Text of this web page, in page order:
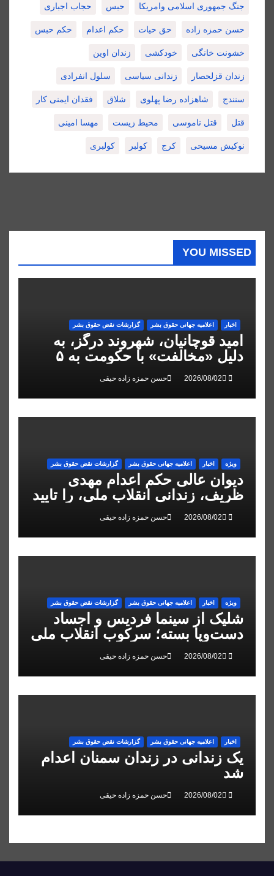
جنگ جمهوری اسلامی وامریکا حبس حجاب اجباری
حسن حمزه زاده حق حیات حکم اعدام حکم حبس
خشونت خانگی خودکشی زندان اوین
زندان قزلحصار زندانی سیاسی سلول انفرادی
سنندج شاهزاده رضا پهلوی شلاق فقدان ایمنی کار
قتل قتل ناموسی محیط زیست مهسا امینی
نوکیش مسیحی کرج کولبر کولبری
YOU MISSED
اخبار اعلاميه جهانی حقوق بشر گزارشات نقض حقوق بشر
امید قوچانیان، شهروند درگز، به
دلیل «مخالفت» با حکومت به ۵
سال زندان محکوم شد
حسن حمزه زاده حیقی
ویژه اخبار اعلاميه جهانی حقوق بشر گزارشات نقض حقوق بشر
دیوان عالی حکم اعدام مهدی
ظریف، زندانی انقلاب ملی، را تایید
کرد
حسن حمزه زاده حیقی
ویژه اخبار اعلاميه جهانی حقوق بشر گزارشات نقض حقوق بشر
شلیک از سینما فردیس و اجساد
دست‌وپا بسته؛ سرکوب انقلاب ملی
در البرز
حسن حمزه زاده حیقی
اخبار اعلاميه جهانی حقوق بشر گزارشات نقض حقوق بشر
یک زندانی در زندان سمنان اعدام
شد
حسن حمزه زاده حیقی